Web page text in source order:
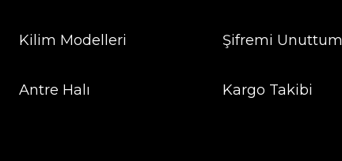
Kilim Modelleri
Antre Halı
Şifremi Unuttum
Kargo Takibi